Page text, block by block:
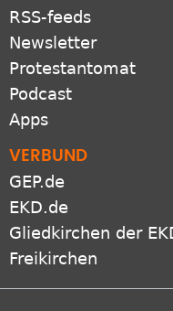
ZUSATZANGEBOTE
RSS-feeds
Newsletter
Protestantomat
Podcast
VERBUND
GEP.de
EKD.de
Gliedkirchen der EKD